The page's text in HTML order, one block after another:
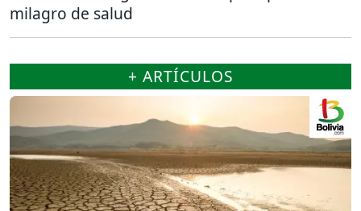
milagro de salud
+ ARTÍCULOS